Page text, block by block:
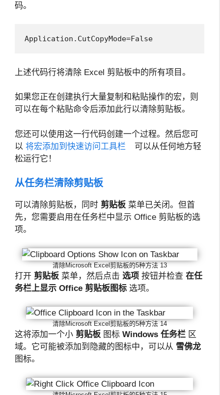
码。
Application.CutCopyMode=False
上述代码行将清除 Excel 剪贴板中的所有项目。
如果您正在创建执行大量复制和粘贴操作的宏，则
可以在每个粘贴命令后添加此行以清除剪贴板。
您还可以使用这一行代码创建一个过程。然后您可
以 将宏添加到快速访问工具栏
可以从任何地方轻
松运行它！
从任务栏清除剪贴板
可以清除剪贴板，同时 剪贴板 菜单已关闭。但首
先，您需要启用在任务栏中显示 Office 剪贴板的选
项。
清除Microsoft Excel剪贴板的5种方法 13
打开 剪贴板 菜单，然后点击 选项 按钮并检查 在任
务栏上显示 Office 剪贴板图标 选项。
清除Microsoft Excel剪贴板的5种方法 14
这将添加一个小 剪贴板 图标 Windows 任务栏 区
域。它可能被添加到隐藏的图标中，可以从 雪佛龙
图标。